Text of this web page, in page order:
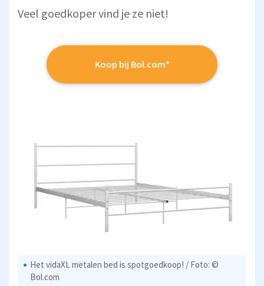
Veel goedkoper vind je ze niet!
Koop bij Bol.com*
Het vidaXL metalen bed is spotgoedkoop! / Foto: ©
Bol.com